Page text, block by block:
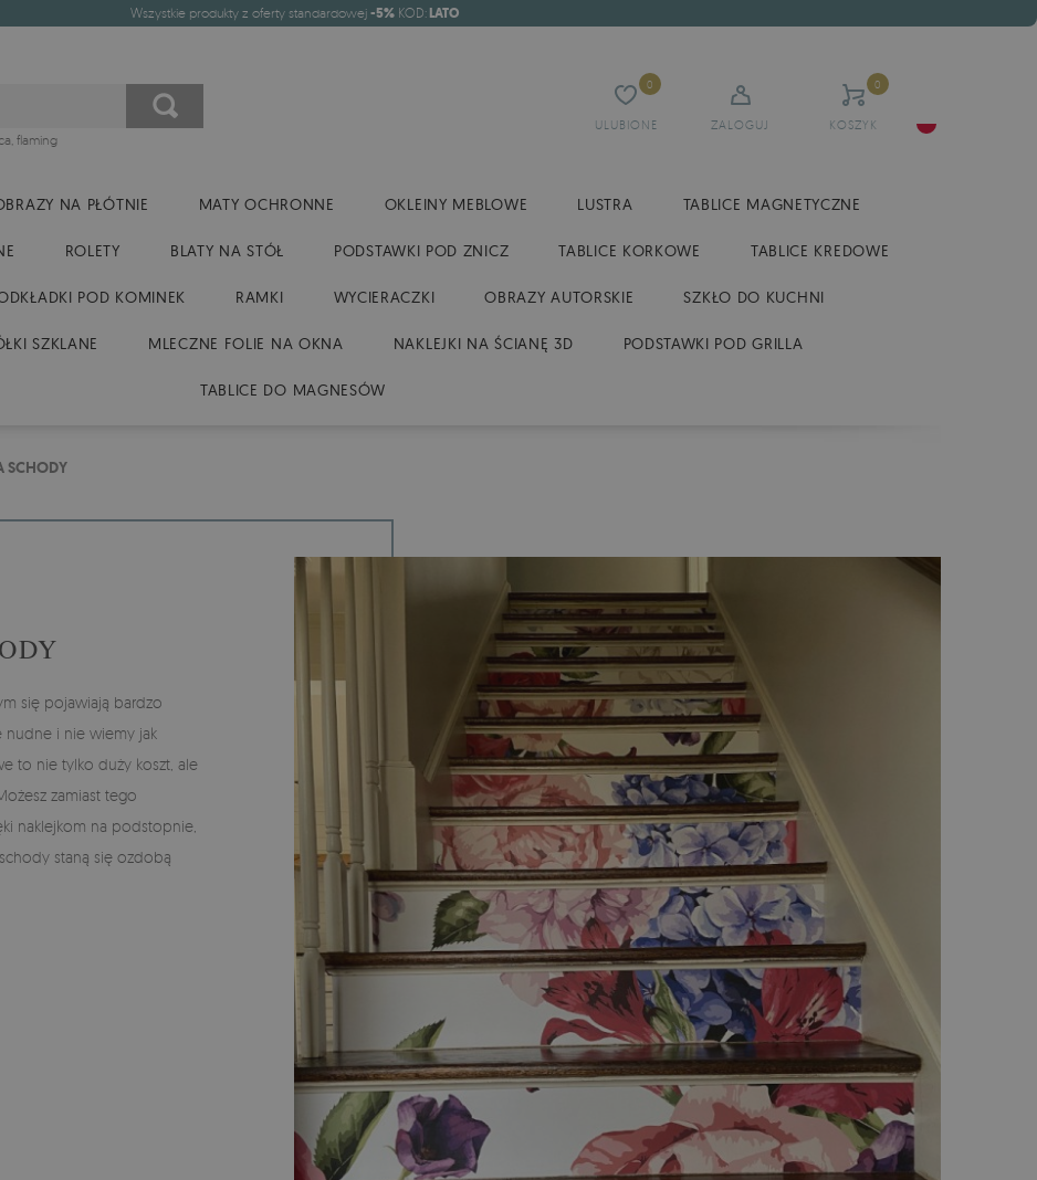
Wszystkie produkty z oferty standardowej -5%KOD:LATO
ULUBIONE
0
ZALOGUJ KOSZYK
0
, flaming
NA PŁÓTNIE MATY OCHRONNE OKLEINY MEBLOWE LUSTRA TABLICE MAGNETYCZNE
ROLETY BLATY NA STÓŁ PODSTAWKI POD ZNICZ TABLICE KORKOWE TABLICE KREDOWE
POD KOMINEK RAMKI WYCIERACZKI OBRAZY AUTORSKIE SZKŁO DO KUCHNI
SZKLANE MLECZNE FOLIE NA OKNA NAKLEJKI NA ŚCIANĘ 3D PODSTAWKI POD GRILLA
TABLICE DO MAGNESÓW
SCHODY
się pojawiają bardzo
nudne i nie wiemy jak
to nie tylko duży koszt, ale
zamiast tego
naklejkom na podstopnie,
staną się ozdobą